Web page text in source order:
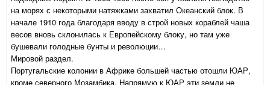
на морях с некоторыми натяжками захватил Океанский блок. В
начале 1910 года благодаря вводу в строй новых кораблей чаша
весов вновь склонилась к Европейскому блоку, но там уже
бушевали голодные бунты и революции…
Мировой раздел.
Португальские колонии в Африке большей частью отошли ЮАР,
кроме северного Мозамбика. Напрямую к ЮАР эти земли не